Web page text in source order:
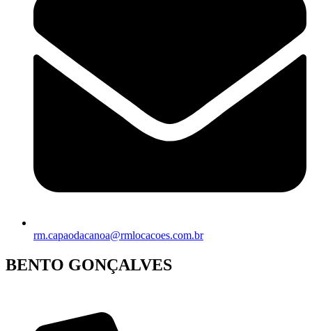
rm.capaodacanoa@rmlocacoes.com.br
BENTO GONÇALVES